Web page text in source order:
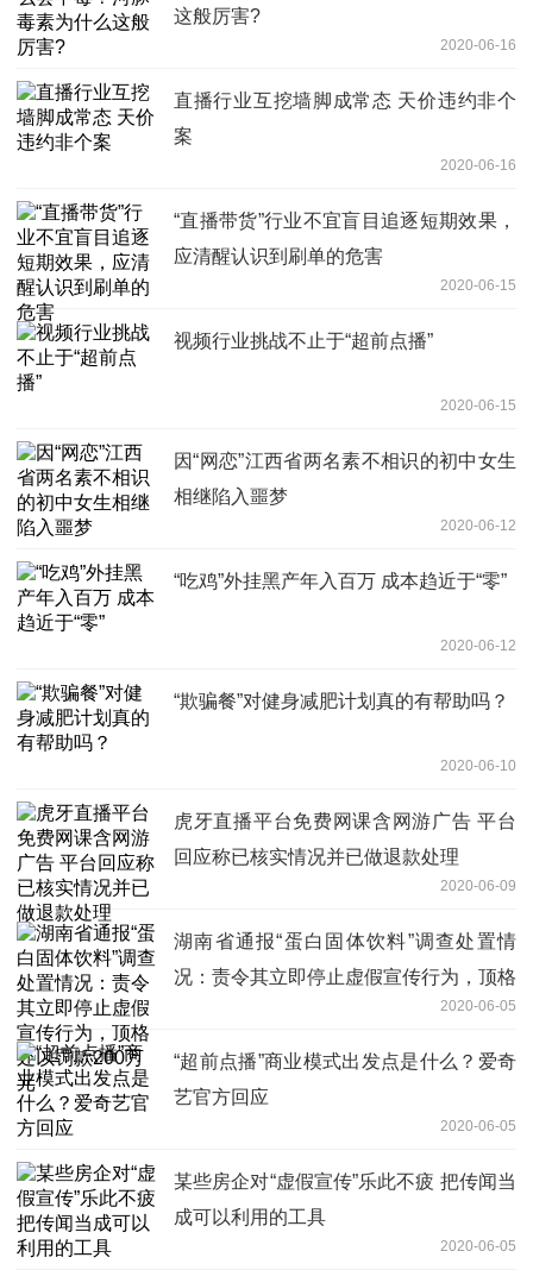
这般厉害?
2020-06-16
直播行业互挖墙脚成常态 天价违约非个
案
2020-06-16
“直播带货”行业不宜盲目追逐短期效果，
应清醒认识到刷单的危害
2020-06-15
视频行业挑战不止于“超前点播”
2020-06-15
因“网恋”江西省两名素不相识的初中女生
相继陷入噩梦
2020-06-12
“吃鸡”外挂黑产年入百万 成本趋近于“零”
2020-06-12
“欺骗餐”对健身减肥计划真的有帮助吗？
2020-06-10
虎牙直播平台免费网课含网游广告 平台
回应称已核实情况并已做退款处理
2020-06-09
湖南省通报“蛋白固体饮料”调查处置情
况：责令其立即停止虚假宣传行为，顶格
2020-06-05
“超前点播”商业模式出发点是什么？爱奇
艺官方回应
2020-06-05
某些房企对“虚假宣传”乐此不疲 把传闻当
成可以利用的工具
2020-06-05